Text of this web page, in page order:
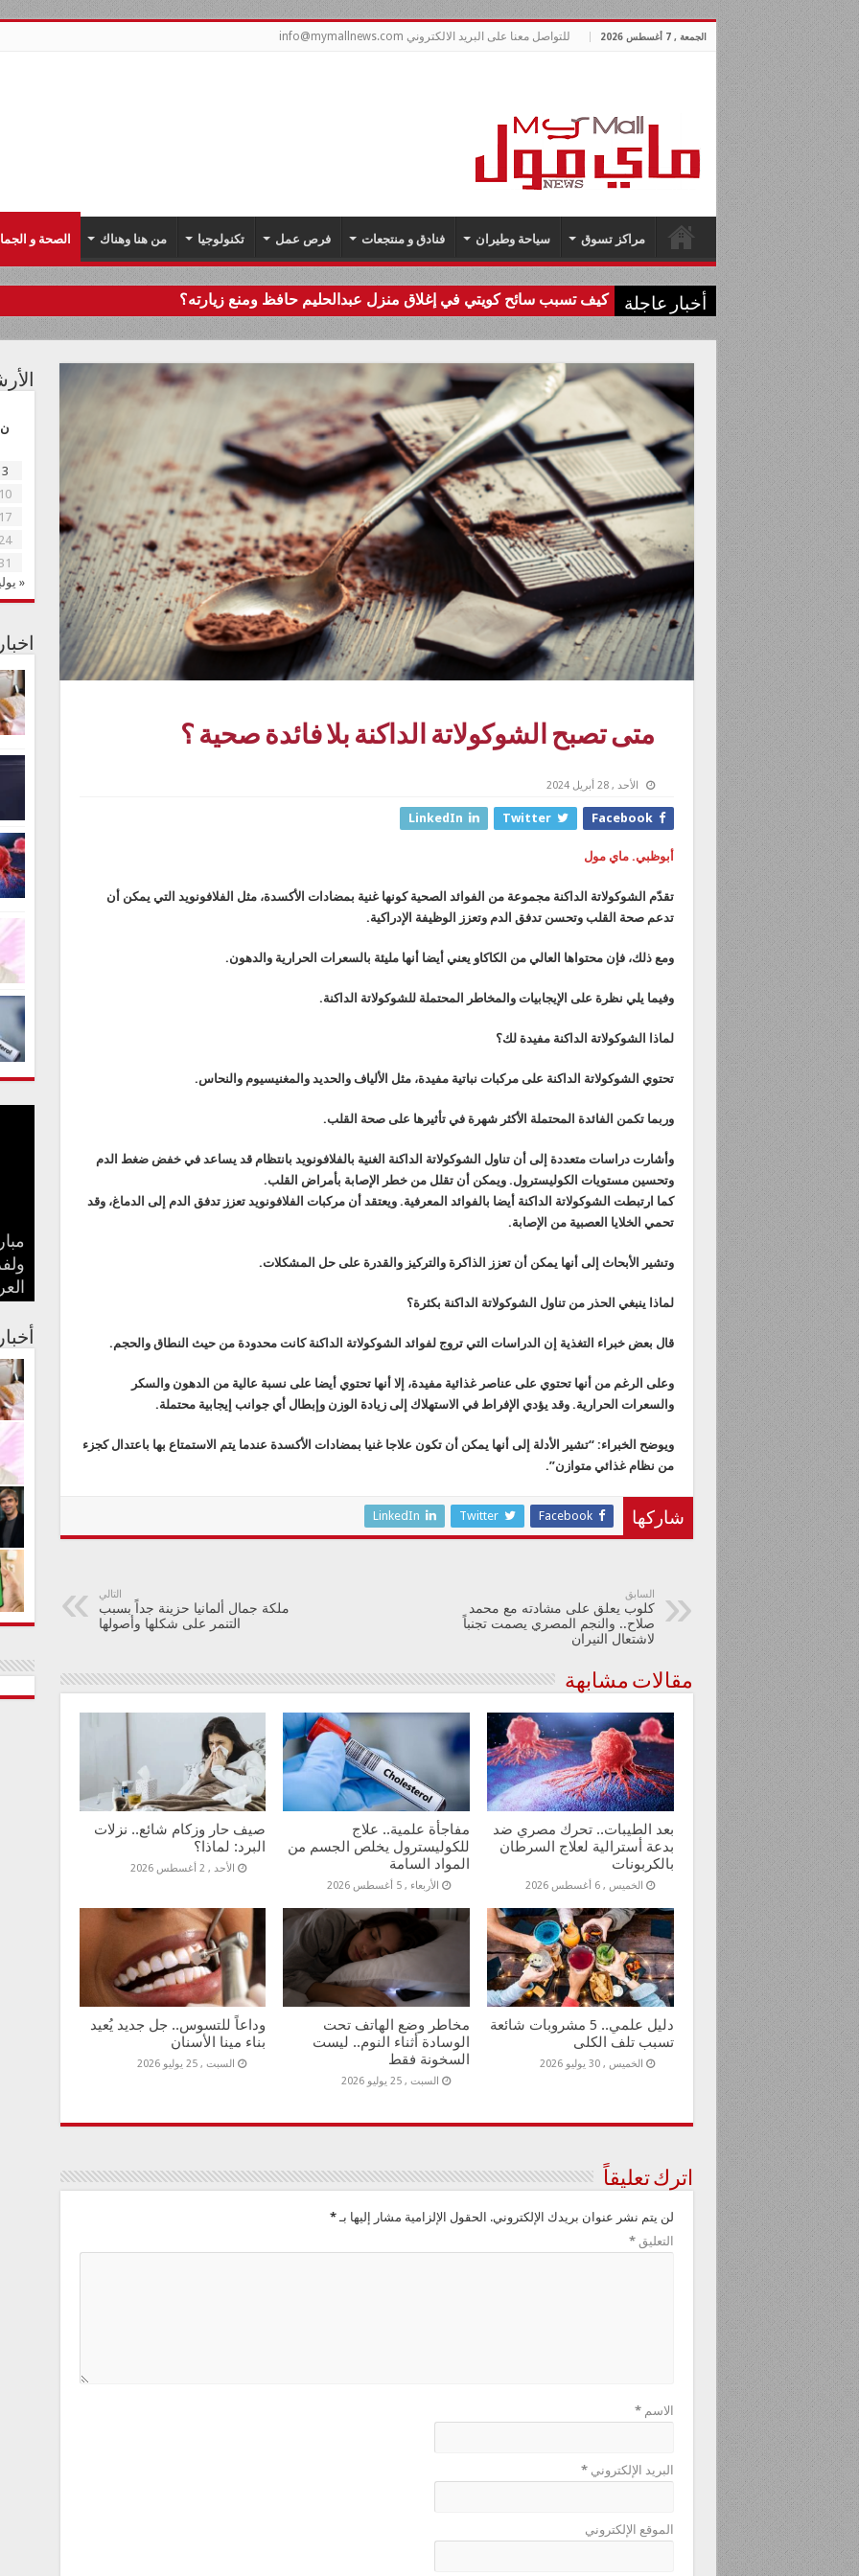
الجمعة , 7 أغسطس 2026 للتواصل معنا على البريد الالكتروني info@mymallnews.com
مراكز تسوق سياحة وطيران فنادق و منتجعات فرص عمل تكنولوجيا من هنا وهناك الصحة و
أخبار عاجلة كيف تسبب سائح كويتي في إغلاق منزل عبدالحليم حافظ ومنع زيارته؟
متى تصبح الشوكولاتة الداكنة بلا فائدة صحية ؟
الأحد , 28 أبريل 2024
Facebook
Twitter
LinkedIn
أبوظبي. ماي مول
تقدّم الشوكولاتة الداكنة مجموعة من الفوائد الصحية كونها غنية بمضادات الأكسدة، مثل الفلافونويد التي يمكن أن
تدعم صحة القلب وتحسن تدفق الدم وتعزز الوظيفة الإدراكية.
ومع ذلك، فإن محتواها العالي من الكاكاو يعني أيضا أنها مليئة بالسعرات الحرارية والدهون.
وفيما يلي نظرة على الإيجابيات والمخاطر المحتملة للشوكولاتة الداكنة.
لماذا الشوكولاتة الداكنة مفيدة لك؟
تحتوي الشوكولاتة الداكنة على مركبات نباتية مفيدة، مثل الألياف والحديد والمغنيسيوم والنحاس.
وربما تكمن الفائدة المحتملة الأكثر شهرة في تأثيرها على صحة القلب.
وأشارت دراسات متعددة إلى أن تناول الشوكولاتة الداكنة الغنية بالفلافونويد بانتظام قد يساعد في خفض ضغط الدم
وتحسين مستويات الكوليسترول. ويمكن أن تقلل من خطر الإصابة بأمراض القلب.
كما ارتبطت الشوكولاتة الداكنة أيضا بالفوائد المعرفية. ويعتقد أن مركبات الفلافونويد تعزز تدفق الدم إلى الدماغ، وقد
تحمي الخلايا العصبية من الإصابة.
وتشير الأبحاث إلى أنها يمكن أن تعزز الذاكرة والتركيز والقدرة على حل المشكلات.
لماذا ينبغي الحذر من تناول الشوكولاتة الداكنة بكثرة؟
قال بعض خبراء التغذية إن الدراسات التي تروج لفوائد الشوكولاتة الداكنة كانت محدودة من حيث النطاق والحجم.
وعلى الرغم من أنها تحتوي على عناصر غذائية مفيدة، إلا أنها تحتوي أيضا على نسبة عالية من الدهون والسكر
والسعرات الحرارية. وقد يؤدي الإفراط في الاستهلاك إلى زيادة الوزن وإبطال أي جوانب إيجابية محتملة.
ويوضح الخبراء: “تشير الأدلة إلى أنها يمكن أن تكون علاجا غنيا بمضادات الأكسدة عندما يتم الاستمتاع بها باعتدال كجزء
من نظام غذائي متوازن”.
شاركها Facebook
Twitter
LinkedIn
السابق
كلوب يعلق على مشادته مع محمد
صلاح.. والنجم المصري يصمت تجنباً
لاشتعال النيران
التالي
ملكة جمال ألمانيا حزينة جداً بسبب
التنمر على شكلها وأصولها
مقالات مشابهة
بعد الطيبات.. تحرك مصري ضد
بدعة أسترالية لعلاج السرطان
بالكربونات
الخميس , 6 أغسطس 2026
مفاجأة علمية.. علاج
للكوليسترول يخلص الجسم من
المواد السامة
الأربعاء , 5 أغسطس 2026
صيف حار وزكام شائع.. نزلات
البرد: لماذا؟
الأحد , 2 أغسطس 2026
دليل علمي.. 5 مشروبات شائعة
تسبب تلف الكلى
الخميس , 30 يوليو 2026
مخاطر وضع الهاتف تحت
الوسادة أثناء النوم.. ليست
السخونة فقط
السبت , 25 يوليو 2026
وداعاً للتسوس.. جل جديد يُعيد
بناء مينا الأسنان
السبت , 25 يوليو 2026
اترك تعليقاً
لن يتم نشر عنوان بريدك الإلكتروني. الحقول الإلزامية مشار إليها بـ*
التعليق*
الاسم*
البريد الإلكتروني*
الموقع الإلكتروني
ن
3
10
17
24
«
في